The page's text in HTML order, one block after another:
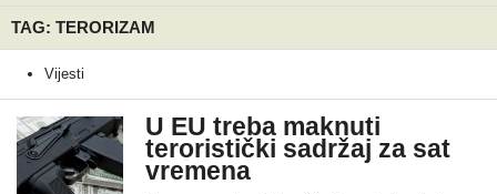
TAG: TERORIZAM
Vijesti
U EU treba maknuti
teroristički sadržaj za sat
vremena